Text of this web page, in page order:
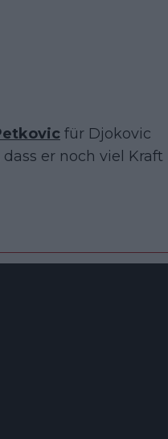
für Djokovic
er noch viel Kraft